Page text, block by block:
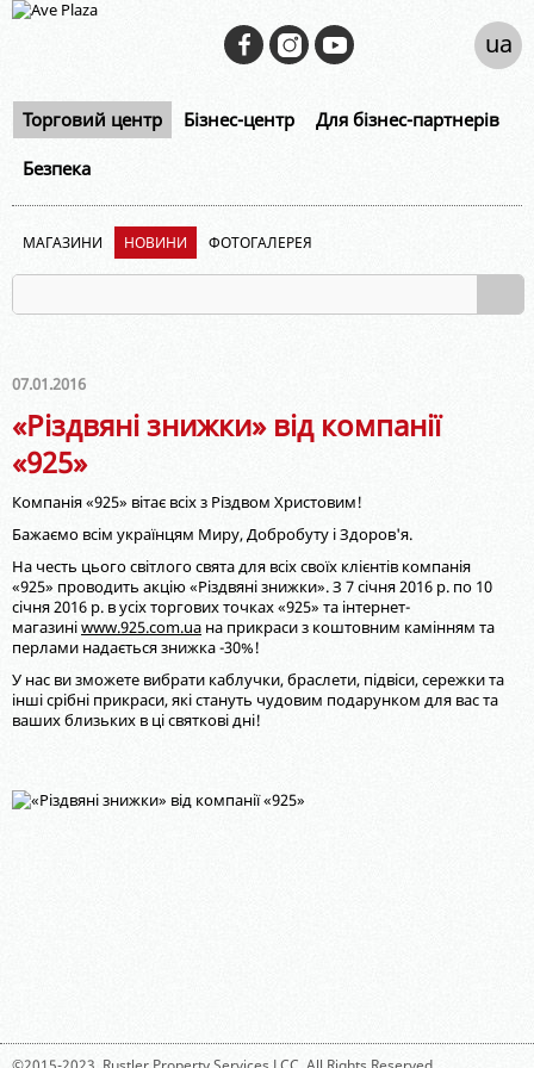
Торговий центр Бізнес-центр Для бізнес-партнерів
Безпека
ua
МАГАЗИНИ НОВИНИ ФОТОГАЛЕРЕЯ
07.01.2016
«Різдвяні знижки» від компанії
«925»
Компанія «925» вітає всіх з Різдвом Христовим!
Бажаємо всім українцям Миру, Добробуту і Здоров'я.
На честь цього світлого свята для всіх своїх клієнтів компанія
«925» проводить акцію «Різдвяні знижки». З 7 січня 2016 р. по 10
січня 2016 р. в усіх торгових точках «925» та інтернет-
магазиніwww.925.com.ua на прикраси з коштовним камінням та
перлами надається знижка -30%!
У нас ви зможете вибрати каблучки, браслети, підвіси, сережки та
інші срібні прикраси, які стануть чудовим подарунком для вас та
ваших близьких в ці святкові дні!